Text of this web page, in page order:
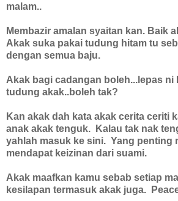
malam..
Membazir amalan syaitan kan. Baik
Akak suka pakai tudung hitam tu
dengan semua baju.
Akak bagi cadangan boleh...lepas ni
tudung akak..boleh tak?
Kan akak dah kata akak cerita ceriti
anak akak tenguk. Kalau tak nak
yahlah masuk ke sini. Yang penting
mendapat keizinan dari suami.
Akak maafkan kamu sebab setiap
kesilapan termasuk akak juga.